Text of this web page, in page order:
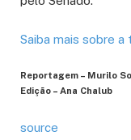
Saiba mais sobre
Reportagem – Murilo
Edição – Ana Chalub
source